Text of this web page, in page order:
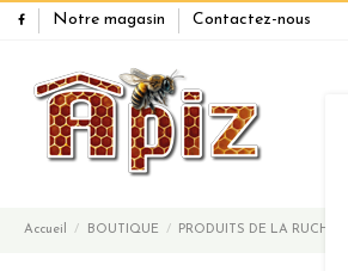
Notre magasin Contactez-nous
Accueil BOUTIQUE PRODUITS DE LA RUCHE